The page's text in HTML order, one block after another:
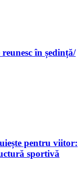
în ședință/
pentru viitor:
sportivă